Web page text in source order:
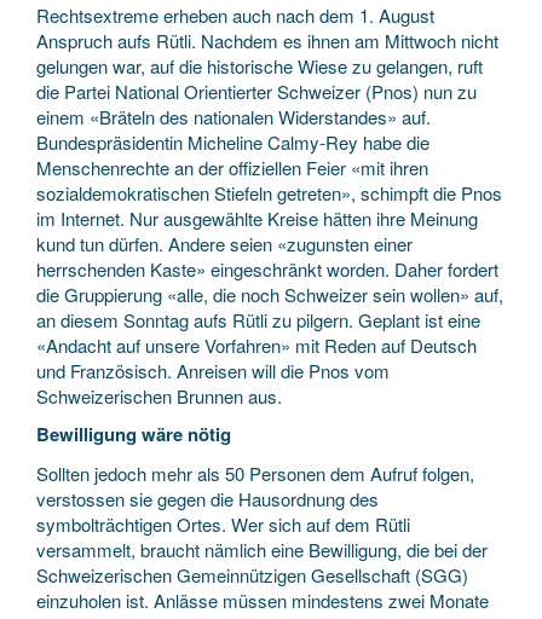
Rechtsextreme erheben auch nach dem 1. August
Anspruch aufs Rütli. Nachdem es ihnen am Mittwoch nicht
gelungen war, auf die historische Wiese zu gelangen, ruft
die Partei National Orientierter Schweizer (Pnos) nun zu
einem «Bräteln des nationalen Widerstandes» auf.
Bundespräsidentin Micheline Calmy-Rey habe die
Menschenrechte an der offiziellen Feier «mit ihren
sozialdemokratischen Stiefeln getreten», schimpft die Pnos
im Internet. Nur ausgewählte Kreise hätten ihre Meinung
kund tun dürfen. Andere seien «zugunsten einer
herrschenden Kaste» eingeschränkt worden. Daher fordert
die Gruppierung «alle, die noch Schweizer sein wollen» auf,
an diesem Sonntag aufs Rütli zu pilgern. Geplant ist eine
«Andacht auf unsere Vorfahren» mit Reden auf Deutsch
und Französisch. Anreisen will die Pnos vom
Schweizerischen Brunnen aus.
Bewilligung wäre nötig
Sollten jedoch mehr als 50 Personen dem Aufruf folgen,
verstossen sie gegen die Hausordnung des
symbolträchtigen Ortes. Wer sich auf dem Rütli
versammelt, braucht nämlich eine Bewilligung, die bei der
Schweizerischen Gemeinnützigen Gesellschaft (SGG)
einzuholen ist. Anlässe müssen mindestens zwei Monate